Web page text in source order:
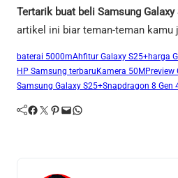
Tertarik buat beli Samsung Galaxy
artikel ini biar teman-teman kamu
baterai 5000mAhfitur Galaxy S25+harga
HP Samsung terbaru Kamera 50MPreview
Samsung Galaxy S25+Snapdragon 8 Gen
Facebook Twitter Pinterest Mail WhatsApp